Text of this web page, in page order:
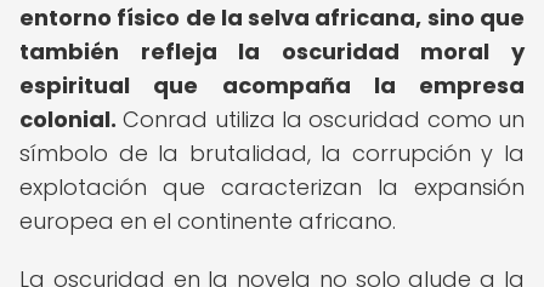
entorno físico de la selva africana, sino que
también refleja la oscuridad moral y
espiritual que acompaña la empresa
colonial. Conrad utiliza la oscuridad como un
símbolo de la brutalidad, la corrupción y la
explotación que caracterizan la expansión
europea en el continente africano.
La oscuridad en la novela no solo alude a la